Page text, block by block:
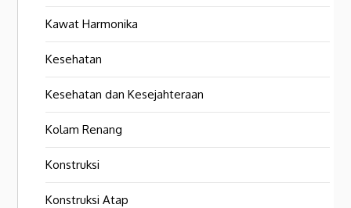
Kawat Harmonika
Kesehatan
Kesehatan dan Kesejahteraan
Kolam Renang
Konstruksi
Konstruksi Atap